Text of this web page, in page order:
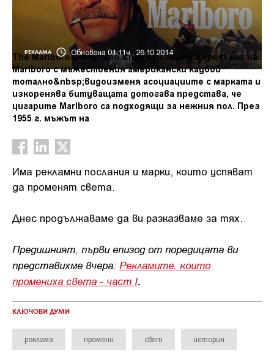
РЕКЛАМА Обновена 01:11ч., 26.10.2014
The Marlboro&nbsp;Man.&nbsp;Познатата реклама на
Marlboro с мъжествения американски каубой
тотално&nbsp;видоизменя асоциациите с марката и
изкоренява битуващата дотогава представа, че
цигарите Marlboro са подходящи за нежния пол. През
1955 г. мъжът на
Има рекламни послания и марки, които успяват
да променят света.
Днес продължаваме да ви разказваме за тях.
Предишният, първи епизод от поредицата ви
представихме вчера: Рекламите, които
промениха света - част I
КЛЮЧОВИ ДУМИ
реклама промени свят история